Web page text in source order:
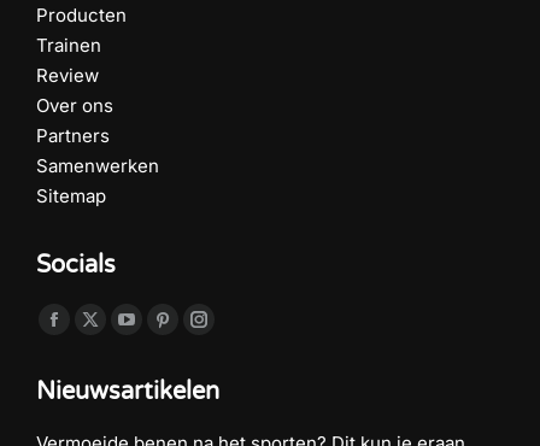
Producten
Trainen
Review
Over ons
Partners
Samenwerken
Sitemap
Socials
Vind ons op:
Facebook
opens
X
opens
YouTube
opens
Pinterest
opens
Instagram
opens
Nieuwsartikelen